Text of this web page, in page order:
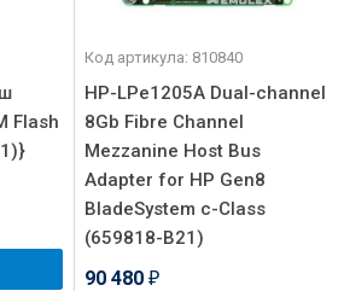
Flash
Код артикула: 810840
HP-LPe1205A Dual-channel
8Gb Fibre Channel
Mezzanine Host Bus
Adapter for HP Gen8
BladeSystem c-Class
(659818-B21)
90 480 ₽